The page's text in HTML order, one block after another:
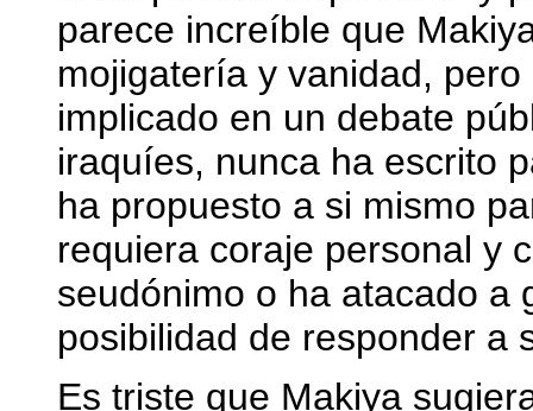
parece increíble que
mojigatería y vanidad,
implicado en un debate
iraquíes, nunca ha escrito
ha propuesto a si mismo
requiera coraje personal y
seudónimo o ha atacado a
posibilidad de responder a
Es triste que Makiya